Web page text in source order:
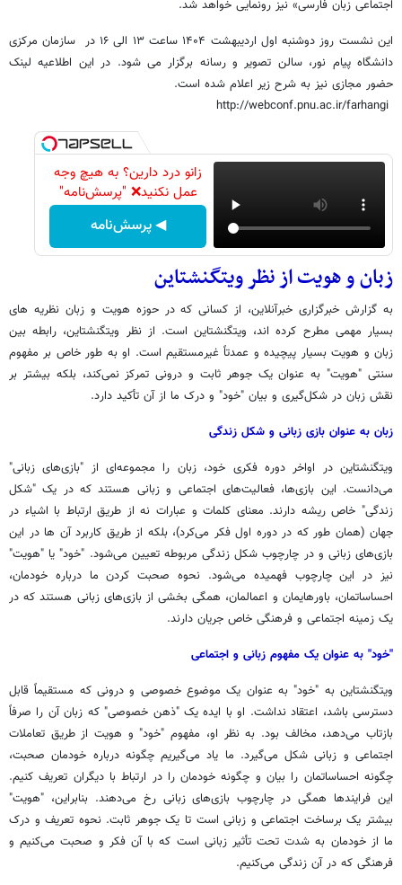
اجتماعی زبان فارسی» نیز رونمایی خواهد شد.
این نشست روز دوشنبه اول اردیبهشت ۱۴۰۴ ساعت ۱۳ الی ۱۶ در سازمان مرکزی
دانشگاه پیام نور، سالن تصویر و رسانه برگزار می شود. در این اطلاعیه لینک
حضور مجازی نیز به شرح زیر اعلام شده است.
زانو درد دارین؟ به هیچ وجه
عمل نکنید❌ "پرسش‌نامه"
◀ پرسش‌نامه
زبان و هویت از نظر ویتگنشتاین
به گزارش خبرگزاری خبرآنلاین، از کسانی که در حوزه هویت و زبان نظریه های
بسیار مهمی مطرح کرده اند، ویتگنشتاین است. از نظر ویتگنشتاین، رابطه بین
زبان و هویت بسیار پیچیده و عمدتاً غیرمستقیم است. او به طور خاص بر مفهوم
سنتی "هویت" به عنوان یک جوهر ثابت و درونی تمرکز نمی‌کند، بلکه بیشتر بر
نقش زبان در شکل‌گیری و بیان "خود" و درک ما از آن تأکید دارد.
زبان به عنوان بازی زبانی و شکل زندگی
ویتگنشتاین در اواخر دوره فکری خود، زبان را مجموعه‌ای از "بازی‌های زبانی"
می‌دانست. این بازی‌ها، فعالیت‌های اجتماعی و زبانی هستند که در یک "شکل
زندگی" خاص ریشه دارند. معنای کلمات و عبارات نه از طریق ارتباط با اشیاء در
جهان (همان طور که در دوره اول فکر می‌کرد)، بلکه از طریق کاربرد آن ها در این
بازی‌های زبانی و در چارچوب شکل زندگی مربوطه تعیین می‌شود. "خود" یا "هویت"
نیز در این چارچوب فهمیده می‌شود. نحوه صحبت کردن ما درباره خودمان،
احساساتمان، باورهایمان و اعمالمان، همگی بخشی از بازی‌های زبانی هستند که در
یک زمینه اجتماعی و فرهنگی خاص جریان دارند.
"خود" به عنوان یک مفهوم زبانی و اجتماعی
ویتگنشتاین به "خود" به عنوان یک موضوع خصوصی و درونی که مستقیماً قابل
دسترسی باشد، اعتقاد نداشت. او با ایده یک "ذهن خصوصی" که زبان آن را صرفاً
بازتاب می‌دهد، مخالف بود. به نظر او، مفهوم "خود" و هویت از طریق تعاملات
اجتماعی و زبانی شکل می‌گیرد. ما یاد می‌گیریم چگونه درباره خودمان صحبت،
چگونه احساساتمان را بیان و چگونه خودمان را در ارتباط با دیگران تعریف کنیم.
این فرایندها همگی در چارچوب بازی‌های زبانی رخ می‌دهند. بنابراین، "هویت"
بیشتر یک برساخت اجتماعی و زبانی است تا یک جوهر ثابت. نحوه تعریف و درک
ما از خودمان به شدت تحت تأثیر زبانی است که با آن فکر و صحبت می‌کنیم و
فرهنگی که در آن زندگی می‌کنیم.